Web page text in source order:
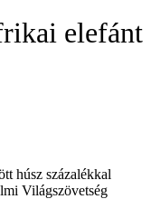
elefánt
húsz százalékkal
Világszövetség